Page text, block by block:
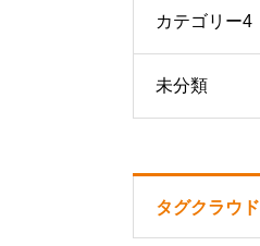
カテゴリー4
未分類
タグクラウド